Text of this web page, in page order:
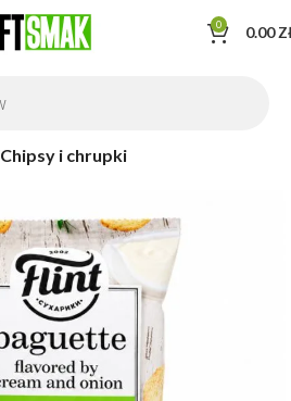
0 0.00
Chipsy i chrupki